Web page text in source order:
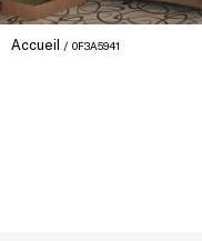
Accueil 0F3A5941